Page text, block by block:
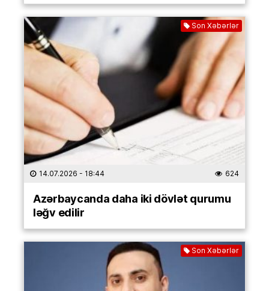
Son Xəbərlər
14.07.2026 - 18:44 624
Azərbaycanda daha iki dövlət qurumu
ləğv edilir
Son Xəbərlər